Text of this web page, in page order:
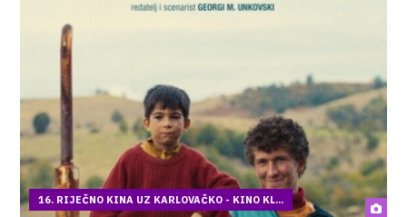
16. RIJEČNO KINA UZ KARLOVAČKO - KINO KL...